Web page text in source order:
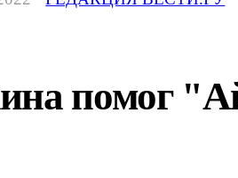
помог